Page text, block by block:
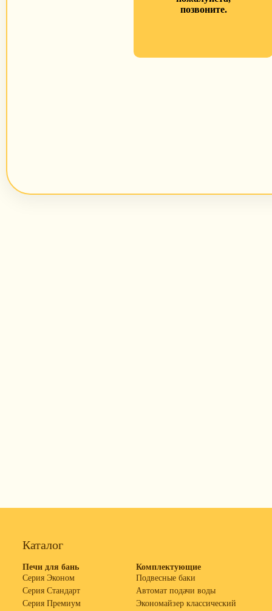
позвоните.
Каталог
Печи для бань
Серия Эконом
Серия Стандарт
Серия Премиум
Комплектующие
Подвесные баки
Автомат подачи воды
Экономайзер классический